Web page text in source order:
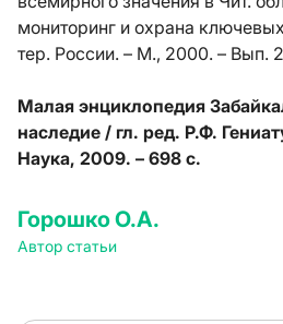
мониторинг и охрана
тер. России. – М., 2000. – Вып.
Малая энциклопедия
наследие / гл. ред. Р.Ф.
Наука, 2009. – 698 с.
Горошко О.А.
Автор статьи